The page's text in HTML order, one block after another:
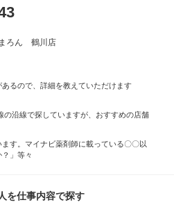
ろん 鶴川店
あるので、詳細を教えていただけます
の沿線で探していますが、おすすめの店舗
ます。マイナビ薬剤師に載っている〇〇以
」等々
を仕事内容で探す